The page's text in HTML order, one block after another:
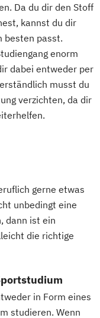
(EN)
Resource
Da du dir den Stoff
kannst du dir
besten passt.
enorm
dabei entweder per
musst du
verzichten, da dir
gerne etwas
unbedingt eine
dann ist ein
die richtige
in Form eines
studieren. Wenn